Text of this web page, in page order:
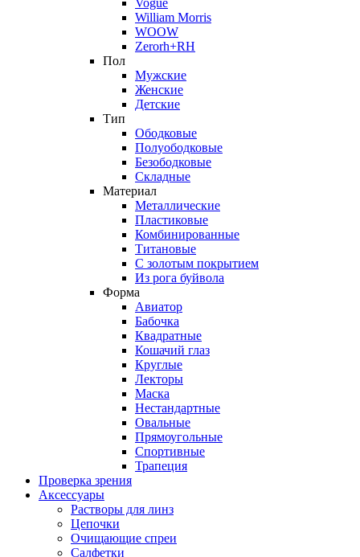
Vogue
William Morris
WOOW
Zerorh+RH
Пол
Мужские
Женские
Детские
Тип
Ободковые
Полуободковые
Безободковые
Складные
Материал
Металлические
Пластиковые
Комбинированные
Титановые
С золотым покрытием
Из рога буйвола
Форма
Авиатор
Бабочка
Квадратные
Кошачий глаз
Круглые
Лекторы
Маска
Нестандартные
Овальные
Прямоугольные
Спортивные
Трапеция
Проверка зрения
Аксессуары
Растворы для линз
Цепочки
Очищающие спреи
Салфетки